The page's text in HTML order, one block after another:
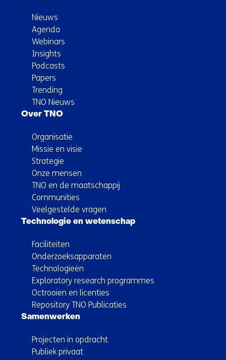
Nieuws
Agenda
Webinars
Insights
Podcasts
Papers
Trending
TNO Nieuws
Over TNO
Organisatie
Missie en visie
Strategie
Onze mensen
TNO en de maatschappij
Communities
Veelgestelde vragen
Technologie en wetenschap
Faciliteiten
Onderzoeksapparaten
Technologieën
Exploratory research programmes
Octrooien en licenties
Repository TNO Publicaties
Samenwerken
Projecten in opdracht
Publiek privaat